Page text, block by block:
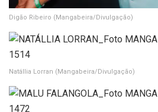
Digão Ribeiro (Mangabeira/Divulgação)
Natállia Lorran (Mangabeira/Divulgação)